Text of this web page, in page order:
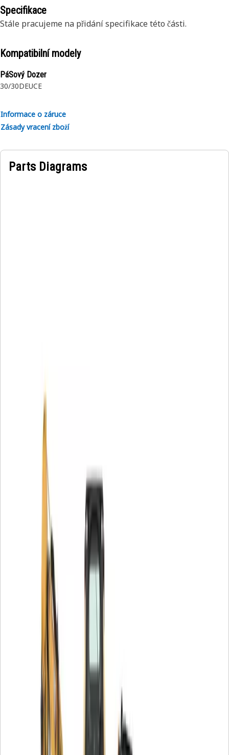
Specifikace
Stále pracujeme na přidání specifikace této části.
Kompatibilní modely
PáSový Dozer
30/30DEUCE
Informace o záruce
Zásady vracení zboží
Parts Diagrams